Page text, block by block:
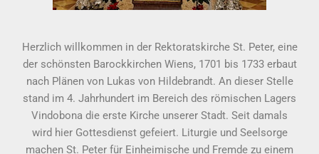
Herzlich willkommen in der Rektoratskirche St. Peter, eine
der schönsten Barockkirchen Wiens, 1701 bis 1733 erbaut
nach Plänen von Lukas von Hildebrandt. An dieser Stelle
stand im 4. Jahrhundert im Bereich des römischen Lagers
Vindobona die erste Kirche unserer Stadt. Seit damals
wird hier Gottesdienst gefeiert. Liturgie und Seelsorge
machen St. Peter für Einheimische und Fremde zu einem